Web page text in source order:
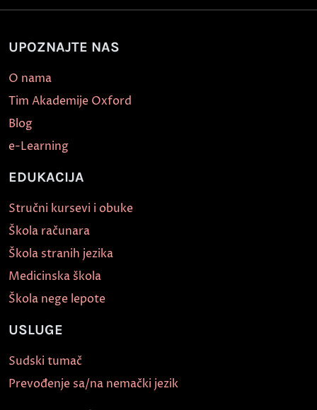
UPOZNAJTE NAS
O nama
Tim Akademije Oxford
Blog
e-Learning
EDUKACIJA
Stručni kursevi i obuke
Škola računara
Škola stranih jezika
Medicinska škola
Škola nege lepote
USLUGE
Sudski tumač
Prevođenje sa/na nemački jezik